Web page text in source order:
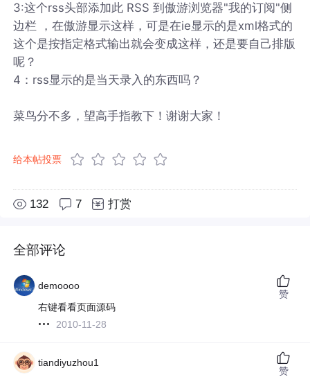
3:这个rss头部添加此 RSS 到傲游浏览器"我的订阅"侧
边栏 ，在傲游显示这样，可是在ie显示的是xml格式的
这个是按指定格式输出就会变成这样，还是要自己排版
呢？
4：rss显示的是当天录入的东西吗？
菜鸟分不多，望高手指教下！谢谢大家！
给本帖投票
132 7 打赏
全部评论
demoooo
右键看看页面源码
2010-11-28
赞
tiandiyuzhou1
赞